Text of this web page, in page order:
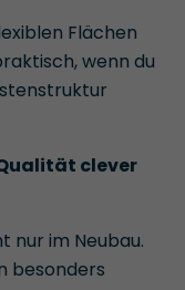
Flächen
wenn du
clever
nur im Neubau.
besonders